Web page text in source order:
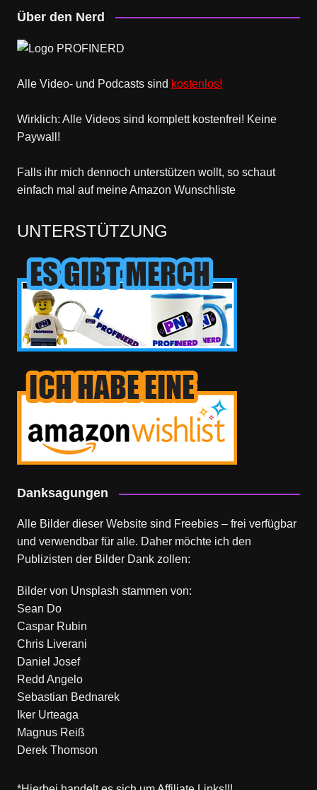
Über den Nerd
Alle Video- und Podcasts sind kostenlos!
Wirklich: Alle Videos sind komplett kostenfrei! Keine
Paywall!
Falls ihr mich dennoch unterstützen wollt, so schaut
einfach mal auf meine Amazon Wunschliste
UNTERSTÜTZUNG
Danksagungen
Alle Bilder dieser Website sind Freebies – frei verfügbar
und verwendbar für alle. Daher möchte ich den
Publizisten der Bilder Dank zollen:
Bilder von Unsplash stammen von:
Sean Do
Caspar Rubin
Chris Liverani
Daniel Josef
Redd Angelo
Sebastian Bednarek
Iker Urteaga
Magnus Reiß
Derek Thomson